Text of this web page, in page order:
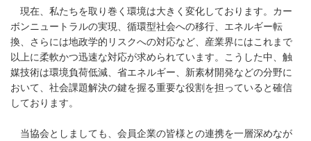
現在、私たちを取り巻く環境は大きく変化しております。カー
ボンニュートラルの実現、循環型社会への移行、エネルギー転
換、さらには地政学的リスクへの対応など、産業界にはこれまで
以上に柔軟かつ迅速な対応が求められています。こうした中、触
媒技術は環境負荷低減、省エネルギー、新素材開発などの分野に
おいて、社会課題解決の鍵を握る重要な役割を担っていると確信
しております。
当協会としましても、会員企業の皆様との連携を一層深めなが